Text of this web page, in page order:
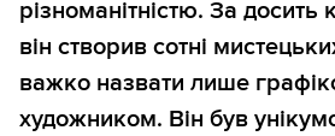
різноманітністю. За досить
він створив сотні
важко назвати лише
художником. Він був